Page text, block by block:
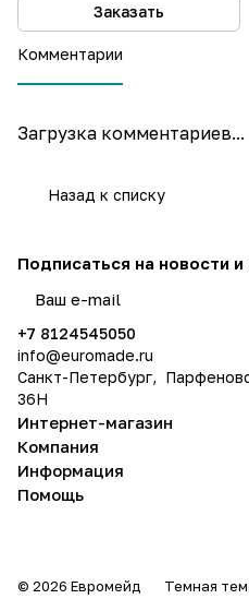
Заказать
Комментарии
Загрузка комментариев...
Назад к списку
Подписаться на новости и
+7 8124545050
info@euromade.ru
Санкт-Петербург,
36Н
Интернет-магазин
Компания
Информация
Помощь
© 2026 Евромейд Темная